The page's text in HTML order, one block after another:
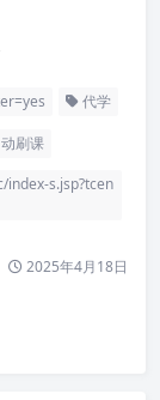
代学
刷课
index-s.jsp?tcen
2025年4月18日